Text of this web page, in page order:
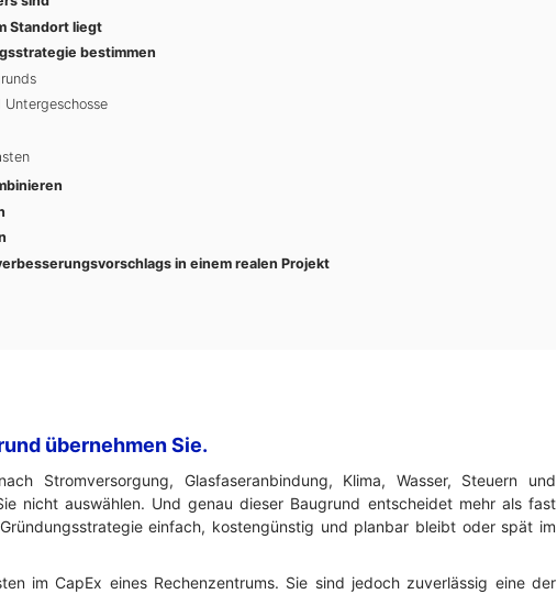
Standort liegt
bestimmen
in einem realen Projekt
übernehmen Sie.
Stromversorgung, Glasfaseranbindung, Klima, Wasser, Steuern und
nicht auswählen. Und genau dieser Baugrund entscheidet mehr als fast
einfach, kostengünstig und planbar bleibt oder spät im
im CapEx eines Rechenzentrums. Sie sind jedoch zuverlässig eine der